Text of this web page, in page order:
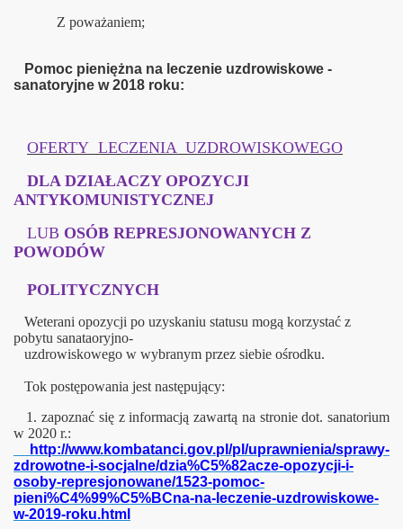
Z poważaniem;
Pomoc pieniężna na leczenie uzdrowiskowe -
sanatoryjne w 2018 roku:
OFERTY LECZENIA UZDROWISKOWEGO
DLA DZIAŁACZY OPOZYCJI
ANTYKOMUNISTYCZNEJ
LUB OSÓB REPRESJONOWANYCH Z
POWODÓW
POLITYCZNYCH
Weterani opozycji po uzyskaniu statusu mogą korzystać z
pobytu sanataoryjno-
uzdrowiskowego w wybranym przez siebie ośrodku.
Tok postępowania jest następujący:
1. zapoznać się z informacją zawartą na stronie dot. sanatorium
w 2020 r.:
http://www.kombatanci.gov.pl/pl/uprawnienia/sprawy-
zdrowotne-i-socjalne/dzia%C5%82acze-opozycji-i-
osoby-represjonowane/1523-pomoc-
pieni%C4%99%C5%BCna-na-leczenie-uzdrowiskowe-
w-2019-roku.html